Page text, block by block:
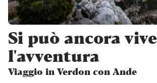
Editoriale
Editoriale
Pubbliredazionale
Si può ancora
l'avventura
Viaggio in Verdon con Ande